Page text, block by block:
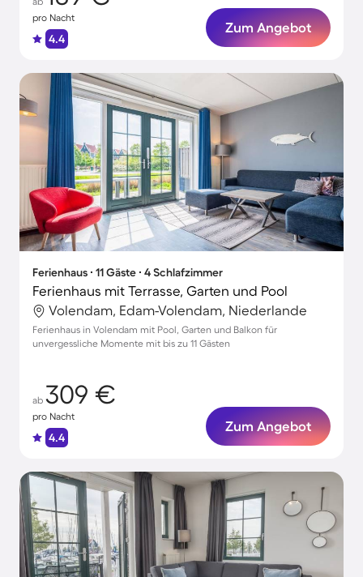
pro Nacht
4.4
Zum Angebot
Ferienhaus ∙ 11 Gäste ∙ 4 Schlafzimmer
Ferienhaus mit Terrasse, Garten und Pool
Volendam, Edam-Volendam, Niederlande
Ferienhaus in Volendam mit Pool, Garten und Balkon für
unvergessliche Momente mit bis zu 11 Gästen
ab 309 €
pro Nacht
4.4
Zum Angebot